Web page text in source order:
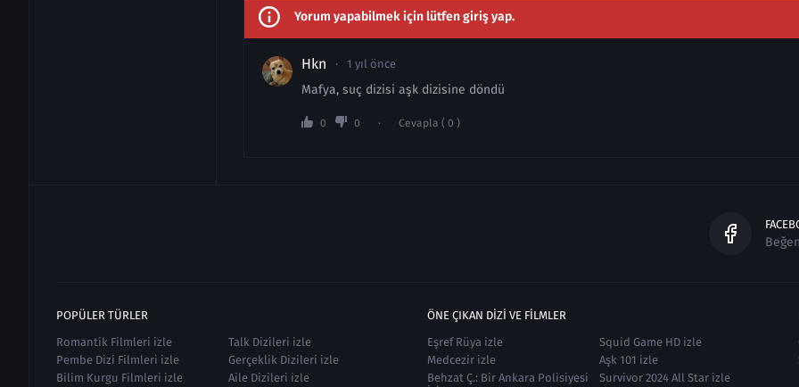
Yorum yapabilmek için lütfen giriş yap.
Hkn 1 yıl önce
Mafya, suç dizisi aşk dizisine döndü
0 0 Cevapla ( 0 )
Beğen
POPÜLER TÜRLER
Romantik Filmleri izle
Pembe Dizi Filmleri izle
Bilim Kurgu Filmleri izle
Talk Dizileri izle
Gerçeklik Dizileri izle
Aile Dizileri izle
ÖNE ÇIKAN DIZI VE FILMLER
Eşref Rüya izle
Medcezir izle
Behzat Ç.: Bir Ankara Polisiyesi
Squid Game HD izle
Aşk 101 izle
Survivor 2024 All Star izle